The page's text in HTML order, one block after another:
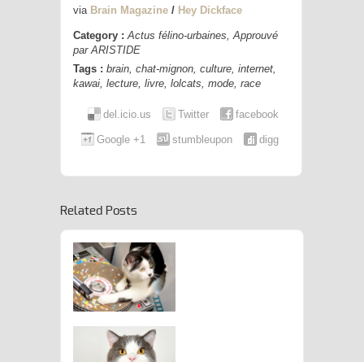
via Brain Magazine / Hey Dickface
Category : Actus félino-urbaines Approuvé
par ARISTIDE
Tags : brain chat-mignon culture internet
kawai lecture livre lolcats mode race
facebook
Twitter
del.icio.us
digg
stumbleupon
Google +1
Related Posts
ARISTIDE Accueille Son
1000ème Guest